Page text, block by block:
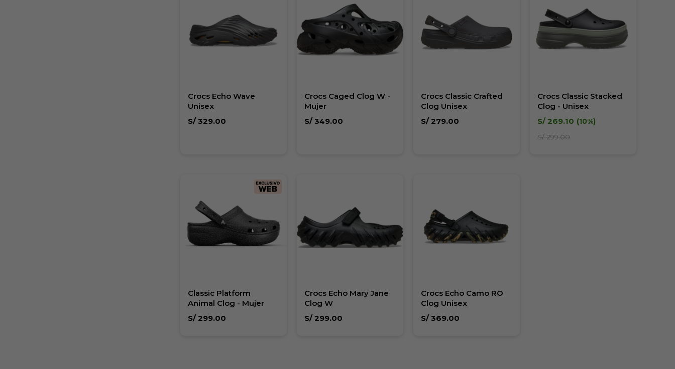
Crocs Echo Wave
Unisex
S/ 329.00
Crocs Caged Clog W -
Mujer
S/ 349.00
Crocs Classic Crafted
Clog Unisex
S/ 279.00
Crocs Classic Stacked
Clog - Unisex
S/ 269.10 10
S/ 299.00
Classic Platform
Animal Clog - Mujer
S/ 299.00
Crocs Echo Mary Jane
Clog W
S/ 299.00
Crocs Echo Camo RO
Clog Unisex
S/ 369.00